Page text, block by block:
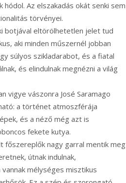
Az elszakadás okát senki sem
törvényei.
botjával eltörölhetetlen jelet tud
aki minden műszernél jobban
súlyos szikladarabot, és a fiatal
és elindulnak megnézni a világ
vigye vászonra José Saramago
a történet atmoszférája
és a néző még azt is
fekete kutya.
főszereplők nagy garral mentik meg
útnak indulnak,
mélységes misztikus